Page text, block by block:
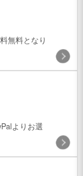
無料となり
よりお選